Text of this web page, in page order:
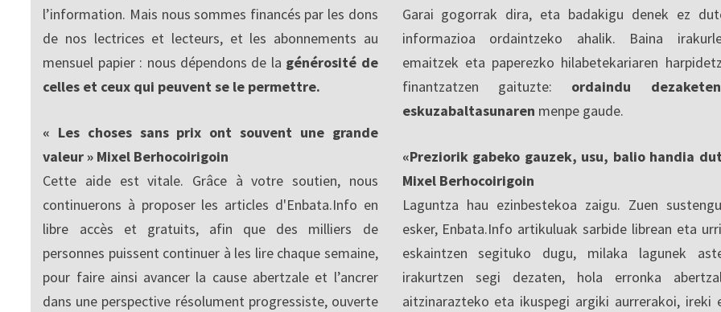
l’information. Mais nous sommes financés par les dons
de nos lectrices et lecteurs, et les abonnements au
mensuel papier : nous dépendons de la générosité de
celles et ceux qui peuvent se le permettre.
« Les choses sans prix ont souvent une grande
valeur » Mixel Berhocoirigoin
Cette aide est vitale. Grâce à votre soutien, nous
continuerons à proposer les articles d'Enbata.Info en
libre accès et gratuits, afin que des milliers de
personnes puissent continuer à les lire chaque semaine,
pour faire ainsi avancer la cause abertzale et l’ancrer
dans une perspective résolument progressiste, ouverte
Garai gogorrak dira, eta badakigu denek ez
informazioa ordaintzeko ahalik. Baina
emaitzek eta paperezko hilabetekariaren
finantzatzen gaituzte: ordaindu
eskuzabaltasunaren menpe gaude.
«Preziorik gabeko gauzek, usu, balio handia
Mixel Berhocoirigoin
Laguntza hau ezinbestekoa zaigu. Zuen
esker, Enbata.Info artikuluak sarbide librean eta
eskaintzen segituko dugu, milaka lagunek
irakurtzen segi dezaten, hola erronka
aitzinarazteko eta ikuspegi argiki aurrerakoi, ireki